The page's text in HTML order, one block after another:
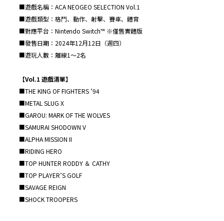
■遊戲名稱：ACA NEOGEO SELECTION Vol.1
■遊戲類型：格鬥、動作、射擊、賽車、體育
■對應平台：Nintendo Switch™ ※僅售實體版
■發售日期：2024年12月12日（週四）
■遊玩人數：離線1～2名
【Vol.1遊戲清單】
■THE KING OF FIGHTERS ’94
■METAL SLUG X
■GAROU: MARK OF THE WOLVES
■SAMURAI SHODOWN V
■ALPHA MISSION II
■RIDING HERO
■TOP HUNTER RODDY ＆ CATHY
■TOP PLAYER’S GOLF
■SAVAGE REIGN
■SHOCK TROOPERS